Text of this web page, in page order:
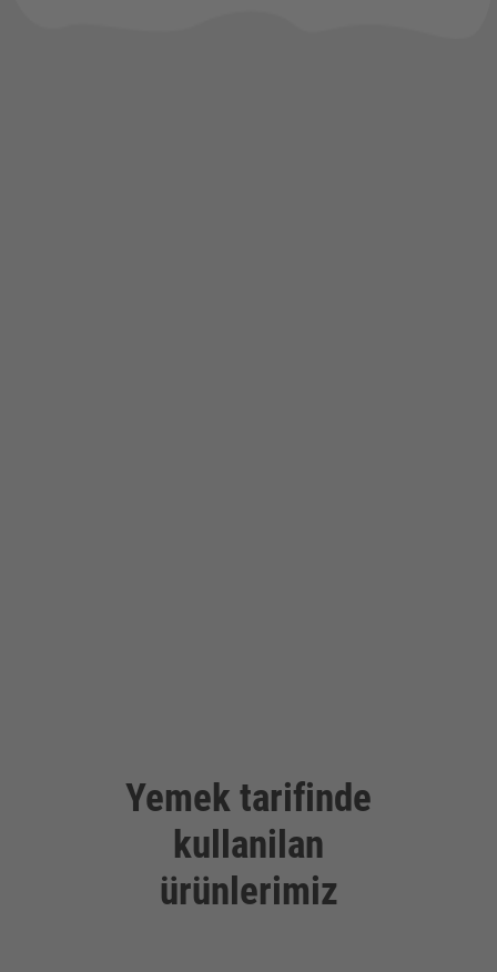
Yemek tarifinde
kullanilan
ürünlerimiz